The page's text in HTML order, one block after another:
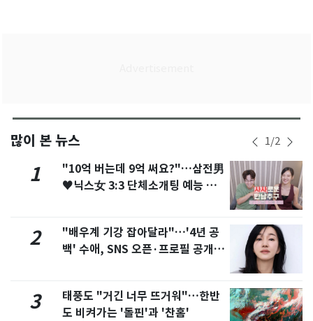
많이 본 뉴스 1/2
1
"10억 버는데 9억 써요?"…삼전男
♥닉스女 3:3 단체소개팅 예능 화
2
"배우계 기강 잡아달라"…'4년 공
백' 수애, SNS 오픈·프로필 공개
3
태풍도 "거긴 너무 뜨거워"…한반
도 비켜가는 '돌핀'과 '찬홈'